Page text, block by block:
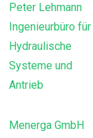
Peter Lehmann
Ingenieurbüro für
Hydraulische
Systeme und
Antrieb
Menerga GmbH